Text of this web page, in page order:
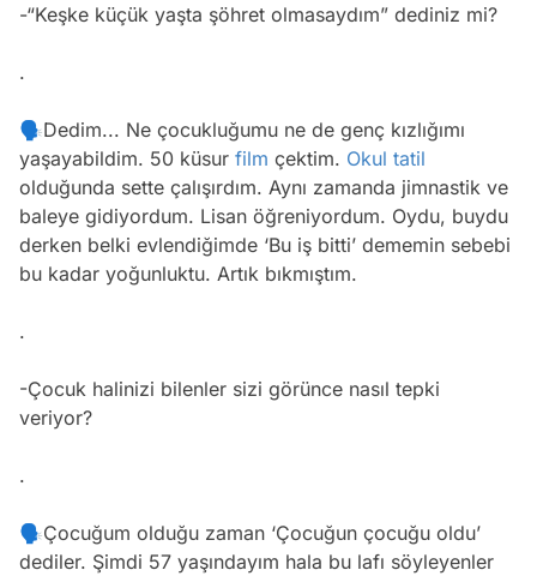
-“Keşke küçük yaşta şöhret olmasaydım” dediniz mi?
.
🗣Dedim... Ne çocukluğumu ne de genç kızlığımı
yaşayabildim. 50 küsur film çektim. Okul tatil
olduğunda sette çalışırdım. Aynı zamanda jimnastik ve
baleye gidiyordum. Lisan öğreniyordum. Oydu, buydu
derken belki evlendiğimde ‘Bu iş bitti’ dememin sebebi
bu kadar yoğunluktu. Artık bıkmıştım.
.
-Çocuk halinizi bilenler sizi görünce nasıl tepki
veriyor?
.
🗣Çocuğum olduğu zaman ‘Çocuğun çocuğu oldu’
dediler. Şimdi 57 yaşındayım hala bu lafı söyleyenler